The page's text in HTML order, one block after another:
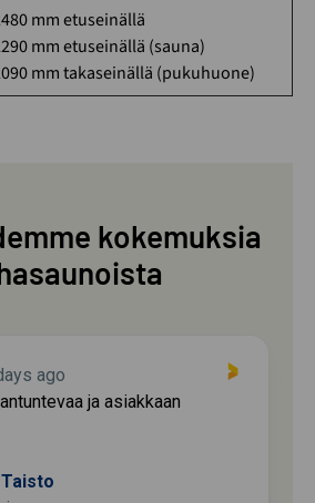
mm etuseinällä
mm etuseinällä (sauna)
mm takaseinällä (pukuhuone)
kokemuksia
ago
ja asiakkaan